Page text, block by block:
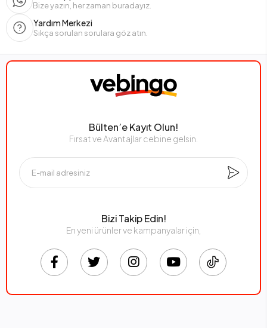
Bize yazın, her zaman buradayız.
Yardım Merkezi
Sıkça sorulan sorulara göz atın.
Bülten’e Kayıt Olun!
Fırsat ve Avantajlar cebine gelsin.
Bizi Takip Edin!
En yeni ürünler ve kampanyalar için,